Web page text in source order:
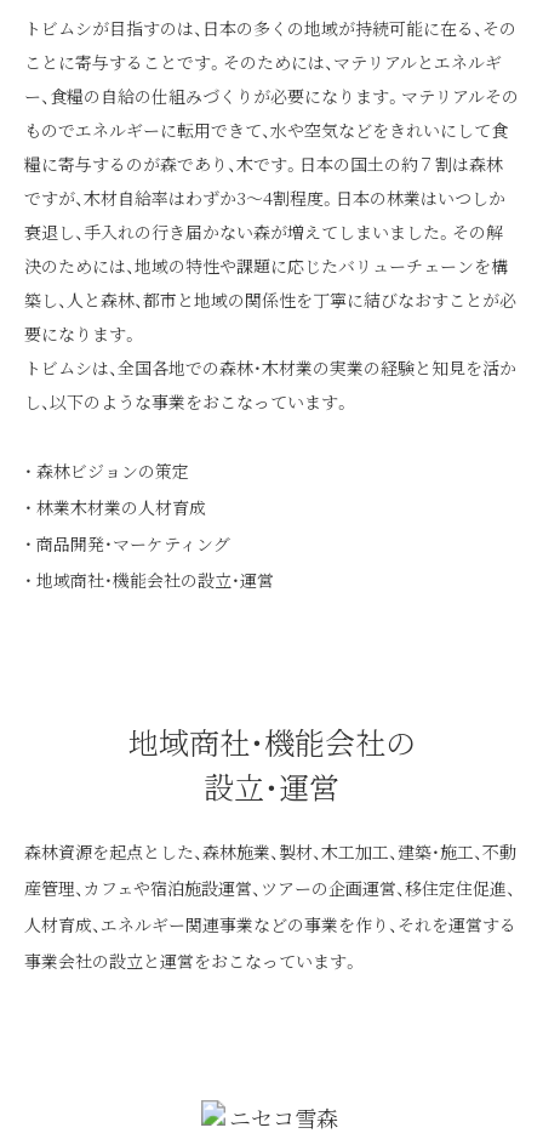
トビムシが目指すのは、日本の多くの地域が持続可能に在る、その
ことに寄与することです。そのためには、マテリアルとエネルギ
ー、食糧の自給の仕組みづくりが必要になります。マテリアルその
ものでエネルギーに転用できて、水や空気などをきれいにして食
糧に寄与するのが森であり、木です。日本の国土の約７割は森林
ですが、木材自給率はわずか3～4割程度。日本の林業はいつしか
衰退し、手入れの行き届かない森が増えてしまいました。その解
決のためには、地域の特性や課題に応じたバリューチェーンを構
築し、人と森林、都市と地域の関係性を丁寧に結びなおすことが必
要になります。
トビムシは、全国各地での森林・木材業の実業の経験と知見を活か
し、以下のような事業をおこなっています。
森林ビジョンの策定
林業木材業の人材育成
商品開発・マーケティング
地域商社・機能会社の設立・運営
地域商社・機能会社の
設立・運営
森林資源を起点とした、森林施業、製材、木工加工、建築・施工、不動
産管理、カフェや宿泊施設運営、ツアーの企画運営、移住定住促進、
人材育成、エネルギー関連事業などの事業を作り、それを運営する
事業会社の設立と運営をおこなっています。